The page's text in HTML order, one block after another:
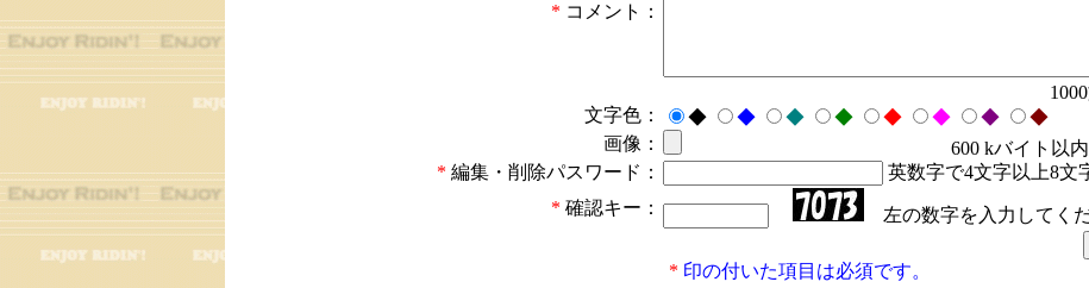
* コメント：
文字色：
◆ ◆ ◆ ◆ ◆ ◆ ◆
◆
画像：
600 kバイト以内
* 編集・削除パスワード：
英数字で4文字以上8文
* 確認キー： 左の数字を入力してく
* 印の付いた項目は必須です。